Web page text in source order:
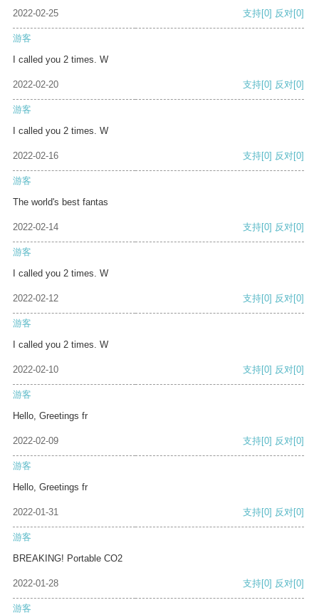
2022-02-25 支持[0] 反对[0]
游客
I called you 2 times. W
2022-02-20 支持[0] 反对[0]
游客
I called you 2 times. W
2022-02-16 支持[0] 反对[0]
游客
The world's best fantas
2022-02-14 支持[0] 反对[0]
游客
I called you 2 times. W
2022-02-12 支持[0] 反对[0]
游客
I called you 2 times. W
2022-02-10 支持[0] 反对[0]
游客
Hello, Greetings fr
2022-02-09 支持[0] 反对[0]
游客
Hello, Greetings fr
2022-01-31 支持[0] 反对[0]
游客
BREAKING! Portable CO2
2022-01-28 支持[0] 反对[0]
游客